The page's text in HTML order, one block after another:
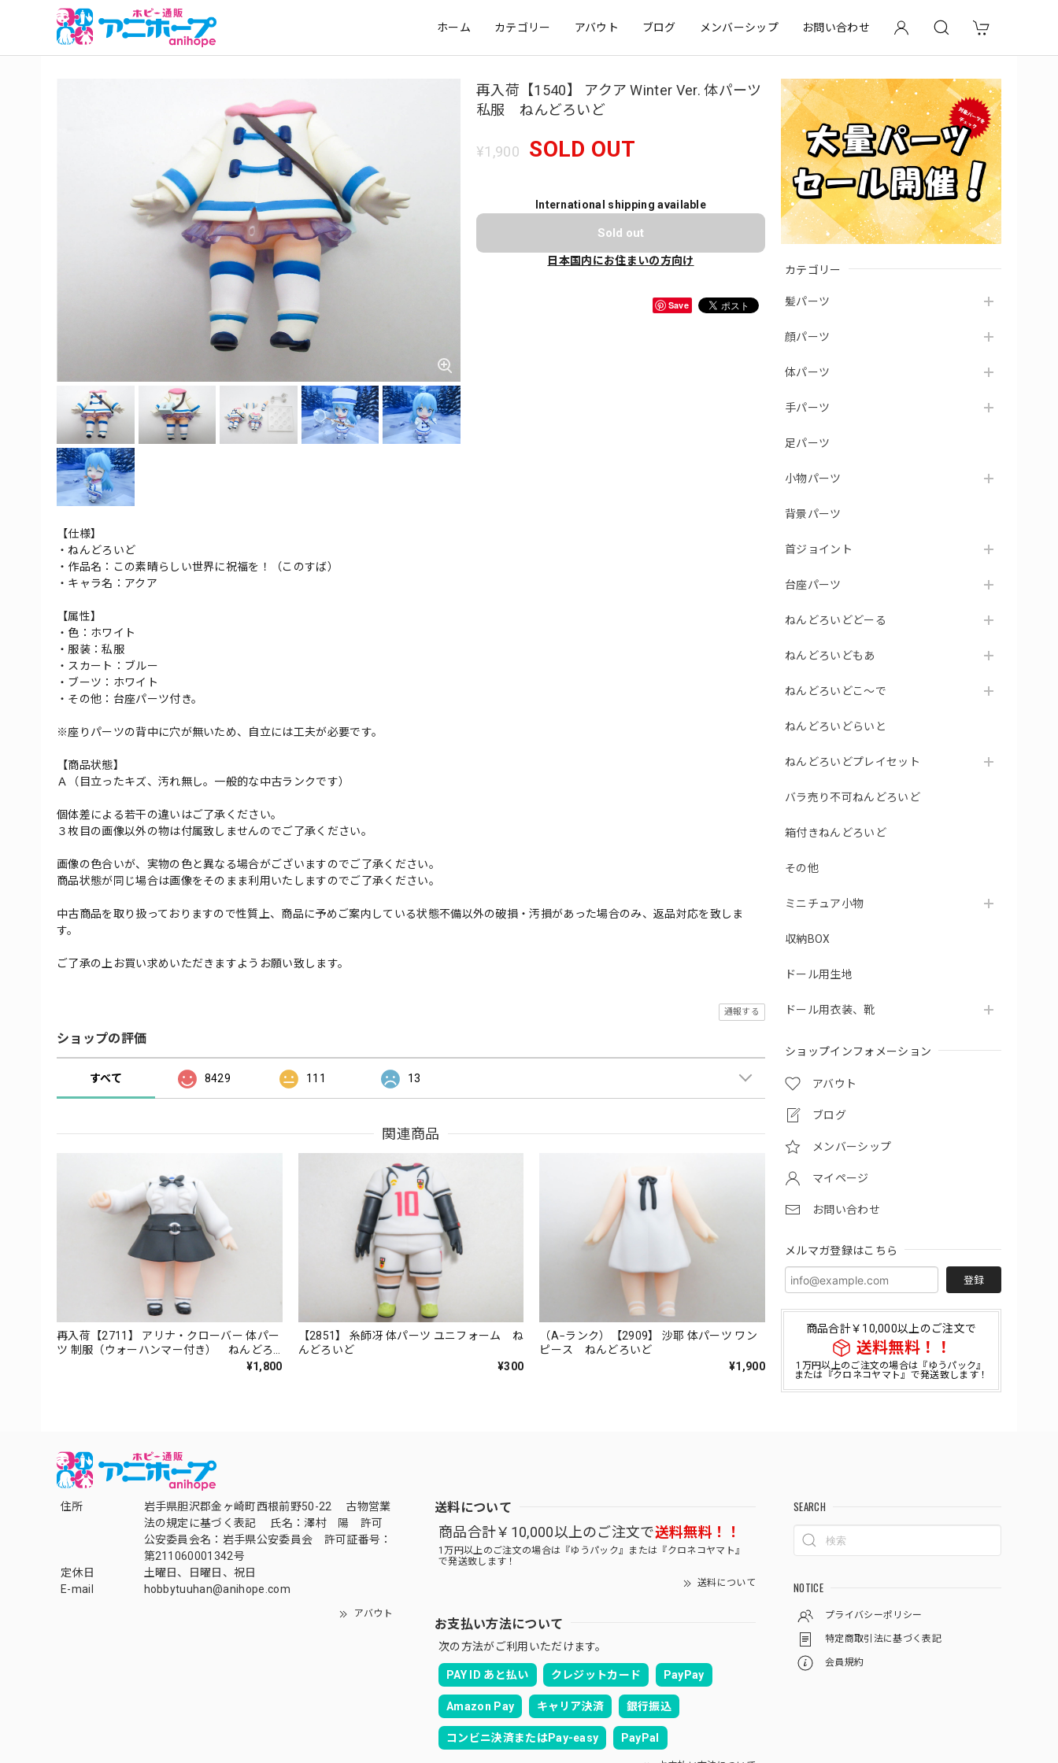
ホーム カテゴリー アバウト ブログ メンバーシップ お問い合わせ
カテゴリー
髪パーツ
顔パーツ
体パーツ
手パーツ
足パーツ
小物パーツ
背景パーツ
首ジョイント
台座パーツ
ねんどろいどどーる
ねんどろいどもあ
ねんどろいどこ～で
ねんどろいどらいと
ねんどろいどプレイセット
バラ売り不可ねんどろいど
箱付きねんどろいど
その他
ミニチュア小物
収納BOX
ドール用生地
ドール用衣装、靴
ショップインフォメーション
アバウト
ブログ
メンバーシップ
マイページ
お問い合わせ
メルマガ登録はこちら
登録
商品合計￥10,000以上のご注文で
送料無料！！
1万円以上のご注文の場合は『ゆうパック』
または『クロネコヤマト』で発送致します！
再入荷【1540】 アクア Winter Ver. 体パーツ
私服 ねんどろいど
¥1,900 SOLD OUT
International shipping available
Sold out
日本国内にお住まいの方向け
Save
【仕様】
・ねんどろいど
・作品名：この素晴らしい世界に祝福を！（このすば）
・キャラ名：アクア
【属性】
・色：ホワイト
・服装：私服
・スカート：ブルー
・ブーツ：ホワイト
・その他：台座パーツ付き。
※座りパーツの背中に穴が無いため、自立には工夫が必要です。
【商品状態】
Ａ（目立ったキズ、汚れ無し。一般的な中古ランクです）
個体差による若干の違いはご了承ください。
３枚目の画像以外の物は付属致しませんのでご了承ください。
画像の色合いが、実物の色と異なる場合がございますのでご了承ください。
商品状態が同じ場合は画像をそのまま利用いたしますのでご了承ください。
中古商品を取り扱っておりますので性質上、商品に予めご案内している状態不備以外の破損・汚損があった場合のみ、返品対応を致しま
す。
ご了承の上お買い求めいただきますようお願い致します。
通報する
ショップの評価
すべて 8429 111 13
関連商品
再入荷【2711】 アリナ・クローバー 体パー
ツ 制服（ウォーハンマー付き） ねんどろ
¥1,800
【2851】 糸師冴 体パーツ ユニフォーム ね
んどろいど
¥300
（A−ランク）【2909】 沙耶 体パーツ ワン
ピース ねんどろいど
¥1,900
住所
岩手県胆沢郡金ヶ崎町西根前野50-22 古物営業
法の規定に基づく表記 氏名：澤村 陽 許可
公安委員会名：岩手県公安委員会 許可証番号：
第211060001342号
定休日
土曜日、日曜日、祝日
E-mail
hobbytuuhan@anihope.com
アバウト
送料について
商品合計￥10,000以上のご注文で送料無料！！
1万円以上のご注文の場合は『ゆうパック』または『クロネコヤマト』
で発送致します！
送料について
お支払い方法について
次の方法がご利用いただけます。
PAY ID あと払い クレジットカード PayPay
Amazon Pay キャリア決済 銀行振込
コンビニ決済またはPay-easy PayPal
SEARCH
NOTICE
プライバシーポリシー
特定商取引法に基づく表記
会員規約